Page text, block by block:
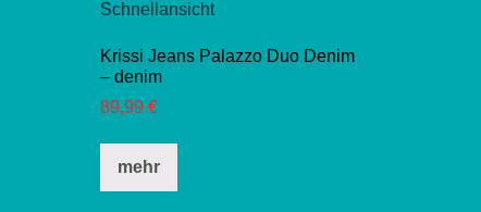
Schnellansicht
Krissi Jeans Palazzo Duo Denim
– denim
89,99 €
mehr
Dieses